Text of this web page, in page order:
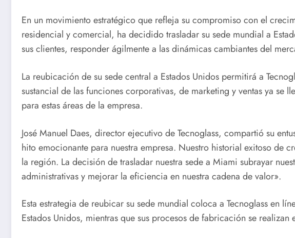
En un movimiento estratégico que refleja su compromiso con el
residencial y comercial, ha decidido trasladar su sede mundial a
sus clientes, responder ágilmente a las dinámicas cambiantes del
La reubicación de su sede central a Estados Unidos permitirá a
sustancial de las funciones corporativas, de marketing y ventas ya se
para estas áreas de la empresa.
José Manuel Daes, director ejecutivo de Tecnoglass, compartió su
hito emocionante para nuestra empresa. Nuestro historial exitoso de
la región. La decisión de trasladar nuestra sede a Miami subrayar
administrativas y mejorar la eficiencia en nuestra cadena de valor».
Esta estrategia de reubicar su sede mundial coloca a Tecnoglass en
Estados Unidos, mientras que sus procesos de fabricación se